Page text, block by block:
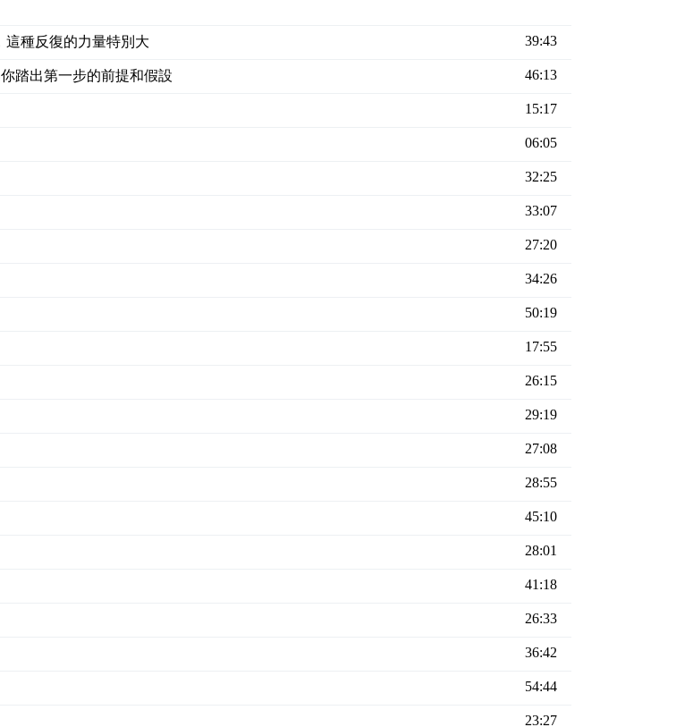
這種反復的力量特別大 39:43
踏出第一步的前提和假設 46:13
15:17
06:05
32:25
33:07
27:20
34:26
50:19
17:55
26:15
29:19
27:08
28:55
45:10
28:01
41:18
26:33
36:42
54:44
23:27